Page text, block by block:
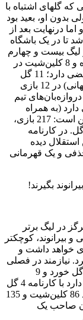
گلهای اشتباه با
او، بعید بود
درنهایت بعد از
تا در یک باشگاه
لیگ بیست و چهارم
درخشید ولی آمار خوبی ثبت نکرد: 27 گل خورده و 8 کلین‌شیت در
27 بازی. او درون دروازه تیم ملی هم آمار متناقضی دارد؛ 11 گل
خورده (شامل 6 گل خورده از انگلیس در جام جهانی) در 12 بازی
دروازه‌بان‌های تیم
(به همراه
حقیقی و بیرانوند). آمار او در تاریخ لیگ برتر چنین است: 217 بازی،
کلین‌شیت، یک گل و 2 پاس گل. در کارنامه
دیده
2 قهرمانی جام حذفی و یک قهرمانی
در لیگ برتر
2 سال از حسینی و بیرانوند، کوچکتر
خواهد داشت و
حساب کرد. نیازمند در فصلی
که گذشت، 26 بازی برای سپاهان انجام داد، 19 گل خورد و 9
کلین‌شیت ثبت کرد. او سابقه انجام 7 بازی ملی دارد با کارنامه 4 گل
خورده و 4 کلین‌شیت. در تاریخ لیگ برتر، نیازمند 86 کلین‌شیت و 135
سپاهان صاحب یک